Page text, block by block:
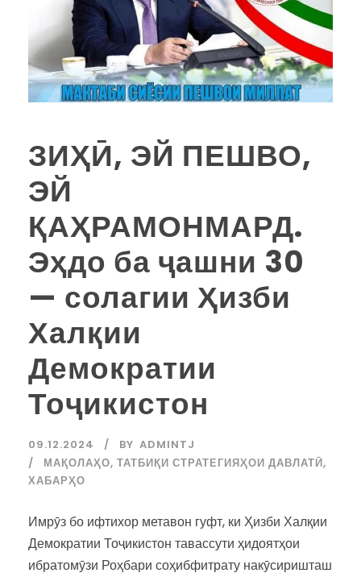
ЗИҲӢ, ЭЙ ПЕШВО,
ЭЙ
ҚАҲРАМОНМАРД.
Эҳдо ба ҷашни 30
— солагии Ҳизби
Халқии
Демократии
Тоҷикистон
09.12.2024 BY ADMINTJ
МАҚОЛАҲО, ТАТБИҚИ СТРАТЕГИЯҲОИ ДАВЛАТӢ,
ХАБАРҲО
Имрӯз бо ифтихор метавон гуфт, ки Ҳизби Халқии
Демократии Тоҷикистон тавассути ҳидоятҳои
ибратомӯзи Роҳбари соҳибфитрату накӯсиришташ